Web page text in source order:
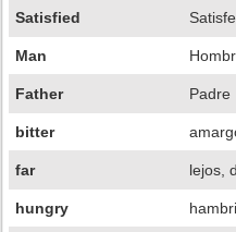
Satisfied
Man
Father Padre
bitter
far lejos,
hungry